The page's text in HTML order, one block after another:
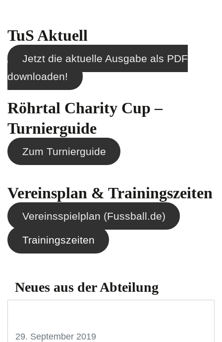
TuS Aktuell
Jetzt die aktuelle Ausgabe als PDF
downloaden!
Röhrtal Charity Cup –
Turnierguide
Zum Turnierguide
Vereinsplan & Trainingszeiten
Vereinsspielplan (Fussball.de)
Trainingszeiten
Neues aus der Abteilung
29. September 2019